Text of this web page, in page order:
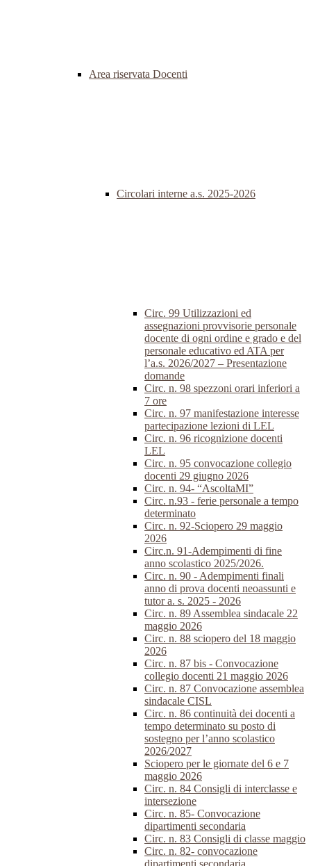
Area riservata Docenti
Circolari interne a.s. 2025-2026
Circ. 99 Utilizzazioni ed
assegnazioni provvisorie personale
docente di ogni ordine e grado e del
personale educativo ed ATA per
l’a.s. 2026/2027 – Presentazione
domande
Circ. n. 98 spezzoni orari inferiori a
7 ore
Circ. n. 97 manifestazione interesse
partecipazione lezioni di LEL
Circ. n. 96 ricognizione docenti
LEL
Circ. n. 95 convocazione collegio
docenti 29 giugno 2026
Circ. n. 94- “AscoltaMI”
Circ. n.93 - ferie personale a tempo
determinato
Circ. n. 92-Sciopero 29 maggio
2026
Circ.n. 91-Adempimenti di fine
anno scolastico 2025/2026.
Circ. n. 90 - Adempimenti finali
anno di prova docenti neoassunti e
tutor a. s. 2025 - 2026
Circ. n. 89 Assemblea sindacale 22
maggio 2026
Circ. n. 88 sciopero del 18 maggio
2026
Circ. n. 87 bis - Convocazione
collegio docenti 21 maggio 2026
Circ. n. 87 Convocazione assemblea
sindacale CISL
Circ. n. 86 continuità dei docenti a
tempo determinato su posto di
sostegno per l’anno scolastico
2026/2027
Sciopero per le giornate del 6 e 7
maggio 2026
Circ. n. 84 Consigli di interclasse e
intersezione
Circ. n. 85- Convocazione
dipartimenti secondaria
Circ. n. 83 Consigli di classe maggio
Circ. n. 82- convocazione